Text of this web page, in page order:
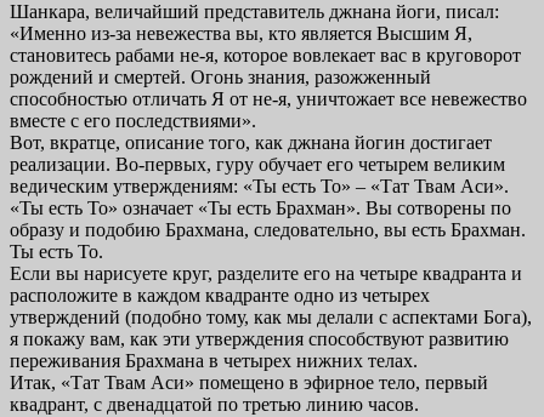
Шанкара, величайший представитель джнана йоги, писал:
«Именно из-за невежества вы, кто является Высшим Я,
становитесь рабами не-я, которое вовлекает вас в круговорот
рождений и смертей. Огонь знания, разожженный
способностью отличать Я от не-я, уничтожает все невежество
вместе с его последствиями».
Вот, вкратце, описание того, как джнана йогин достигает
реализации. Во-первых, гуру обучает его четырем великим
ведическим утверждениям: «Ты есть То» – «Тат Твам Аси».
«Ты есть То» означает «Ты есть Брахман». Вы сотворены по
образу и подобию Брахмана, следовательно, вы есть Брахман.
Ты есть То.
Если вы нарисуете круг, разделите его на четыре квадранта и
расположите в каждом квадранте одно из четырех
утверждений (подобно тому, как мы делали с аспектами Бога),
я покажу вам, как эти утверждения способствуют развитию
переживания Брахмана в четырех нижних телах.
Итак, «Тат Твам Аси» помещено в эфирное тело, первый
квадрант, с двенадцатой по третью линию часов.